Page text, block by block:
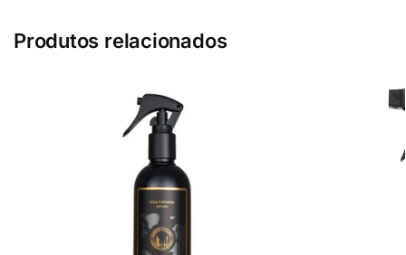
Produtos relacionados